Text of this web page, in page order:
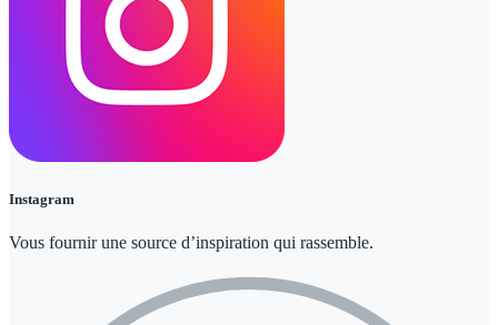
Instagram
Vous fournir une source d’inspiration qui rassemble.